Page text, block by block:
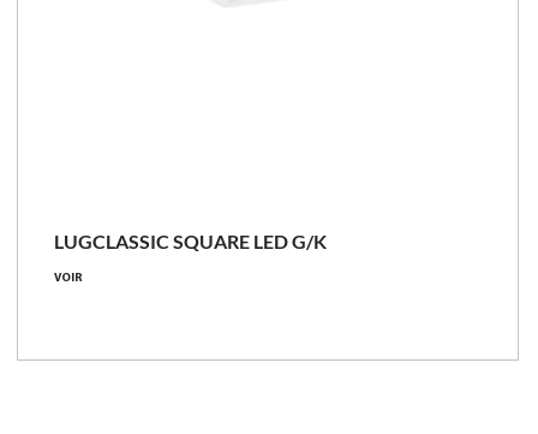
LUGCLASSIC SQUARE LED G/K
VOIR